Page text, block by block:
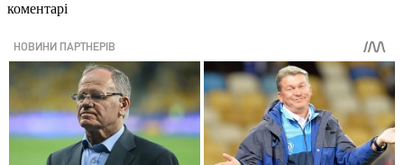
коментарі